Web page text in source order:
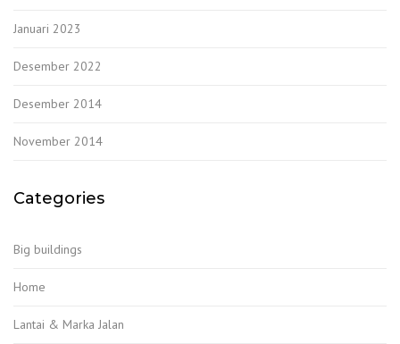
Januari 2023
Desember 2022
Desember 2014
November 2014
Categories
Big buildings
Home
Lantai & Marka Jalan